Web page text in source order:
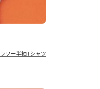
ワー半袖Tシャツ